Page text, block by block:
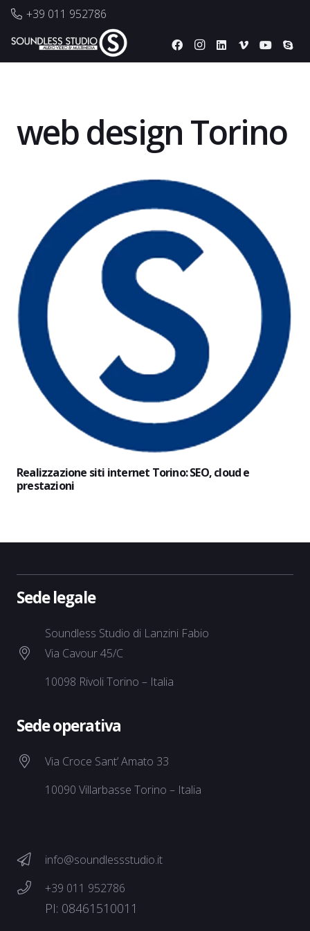
+39 011 952786
web design Torino
Realizzazione siti internet Torino: SEO, cloud e
prestazioni
Sede legale
Soundless Studio di Lanzini Fabio
Via Cavour 45/C
10098 Rivoli Torino – Italia
Sede operativa
Via Croce Sant’ Amato 33
10090 Villarbasse Torino – Italia
info@soundlessstudio.it
+39 011 952786
PI: 08461510011